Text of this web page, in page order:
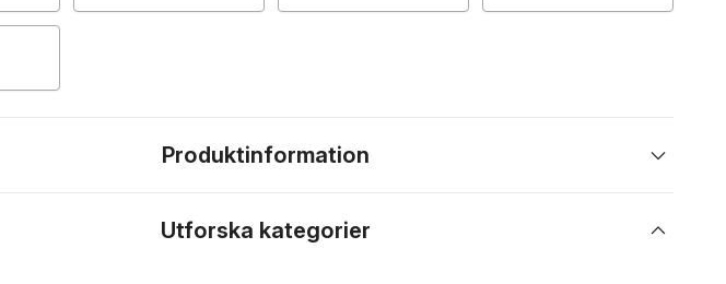
Produktinformation
Utforska kategorier